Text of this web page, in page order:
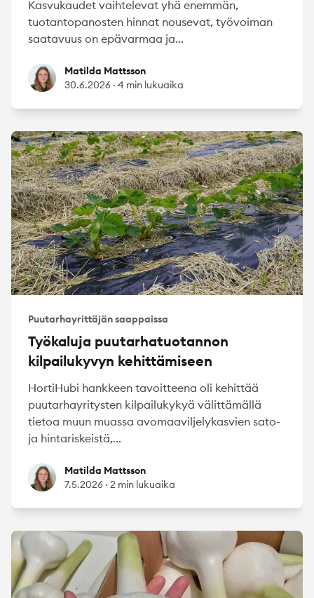
Kasvukaudet vaihtelevat yhä enemmän,
tuotantopanosten hinnat nousevat, työvoiman
saatavuus on epävarmaa ja...
Matilda Mattsson
Matilda Mattsson
30.6.2026 · 4 min lukuaika
Puutarhayrittäjän saappaissa
Työkaluja puutarhatuotannon
kilpailukyvyn kehittämiseen
HortiHubi hankkeen tavoitteena oli kehittää
puutarhayritysten kilpailukykyä välittämällä
tietoa muun muassa avomaaviljelykasvien sato-
ja hintariskeistä,...
Matilda Mattsson
Matilda Mattsson
7.5.2026 · 2 min lukuaika